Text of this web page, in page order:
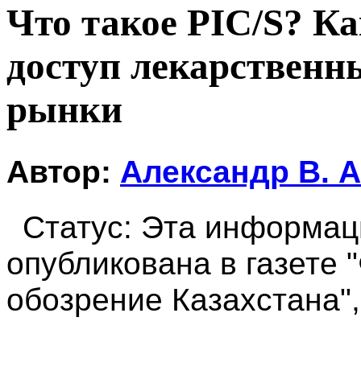
Что такое PIC/S?
доступ
рынки
Автор: Александр В.
Статус: Эта
опубликована в
обозрение